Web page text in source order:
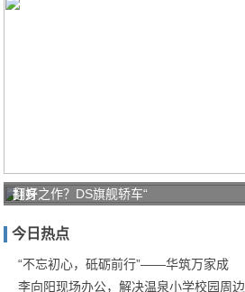
打好
防疫
保卫
战！
翻身之作？DS旗舰轿车“
今日热点
“不忘初心，砥砺前行”——华筑万家成
李向阳现场办公，解决温泉小学校园周边